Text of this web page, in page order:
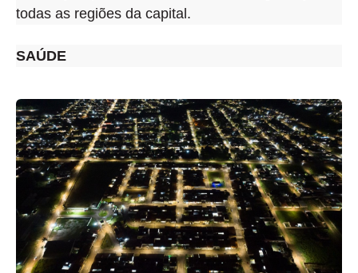
todas as regiões da capital.
SAÚDE